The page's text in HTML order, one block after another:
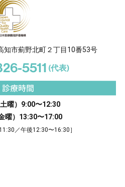
知市薊野北町２丁目10番53号
5511 (代表)
診療時間
曜）9:00〜12:30
曜）13:30〜17:00
／午後12:30〜16:30］